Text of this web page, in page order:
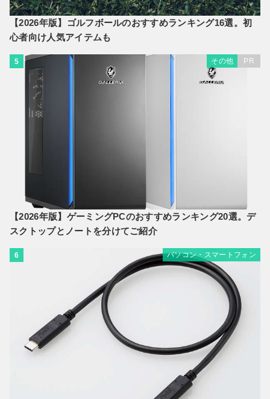
【2026年版】ゴルフボールのおすすめランキング16選。初
心者向け人気アイテムも
5 その他 PR
【2026年版】ゲーミングPCのおすすめランキング20選。デ
スクトップとノートを分けてご紹介
6 パソコン・スマートフォン